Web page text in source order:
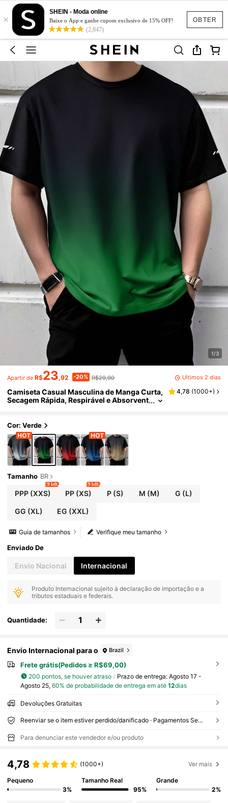
OBTER
×
SHEIN - Moda online
Baixe o App e ganhe cupom exclusivo de 15% OFF!
(2,847)
1/3
Apartir de R$23,92 -20% R$29,90 Últimos 2 dias
Camiseta Casual Masculina de Manga Curta,
Secagem Rápida, Respirável e Absorvent
4,78 (1000+)
Cor: Verde
Tamanho BR
PPP(XXS)
9 left
PP (XS)
9 left
P (S) M (M) G (L)
GG (XL) EG (XXL)
Verifique meu tamanho
Guia de tamanhos
Enviado De
Envio Nacional Internacional
Produto Internacional sujeito à declaração de importação e a
tributos estaduais e federais.
Quantidade:
Envio Internacional para o Brazil
Frete grátis(Pedidos ≥ R$69,00)
200 pontos, se houver atraso Prazo de entrega: Agosto 17 -
Agosto 25, 60% de probabilidade de entrega em até 12dias
Devoluções Gratuitas
Reenviar se o item estiver perdido/danificado · Pagamentos Seguros · Proteção de privacidade
Para denunciar este vendedor e/ou produto
4,78 (1000+) Ver mais
Pequeno
3%
Tamanho Real
95%
Grande
2%